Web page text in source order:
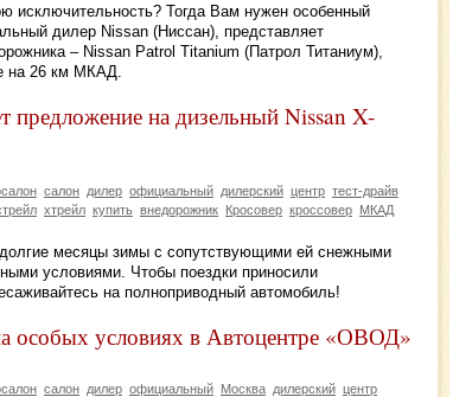
исключительность? Тогда Вам нужен особенный
дилер Nissan (Ниссан), представляет
– Nissan Patrol Titanium (Патрол Титаниум),
на 26 км МКАД.
предложение на дизельный Nissan X-
салон дилер официальный дилерский центр тест-драйв
хтрейл купить внедорожник Кросовер кроссовер МКАД
месяцы зимы с сопутствующими ей снежными
условиями. Чтобы поездки приносили
на полноприводный автомобиль!
особых условиях в Автоцентре «ОВОД»
салон дилер официальный Москва дилерский центр